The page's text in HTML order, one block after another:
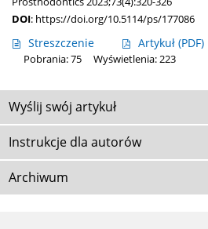
DOI: https://doi.org/10.5114/ps/177086
Streszczenie Artykuł (PDF)
Pobrania: 75
Wyświetlenia: 223
Wyślij swój artykuł
Instrukcje dla autorów
Archiwum